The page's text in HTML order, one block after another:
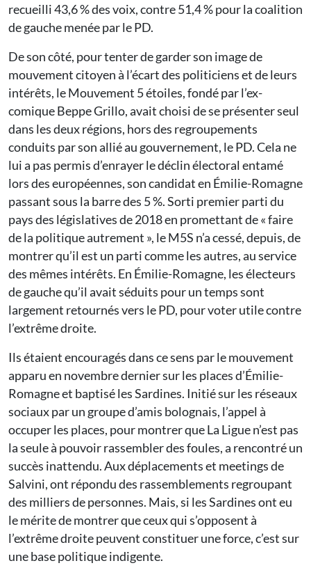
recueilli 43,6 % des voix, contre 51,4 % pour la coalition
de gauche menée par le PD.
De son côté, pour tenter de garder son image de
mouvement citoyen à l’écart des politiciens et de leurs
intérêts, le Mouvement 5 étoiles, fondé par l’ex-
comique Beppe Grillo, avait choisi de se présenter seul
dans les deux régions, hors des regroupements
conduits par son allié au gouvernement, le PD. Cela ne
lui a pas permis d’enrayer le déclin électoral entamé
lors des européennes, son candidat en Émilie-Romagne
passant sous la barre des 5 %. Sorti premier parti du
pays des législatives de 2018 en promettant de « faire
de la politique autrement », le M5S n’a cessé, depuis, de
montrer qu’il est un parti comme les autres, au service
des mêmes intérêts. En Émilie-Romagne, les électeurs
de gauche qu’il avait séduits pour un temps sont
largement retournés vers le PD, pour voter utile contre
l’extrême droite.
Ils étaient encouragés dans ce sens par le mouvement
apparu en novembre dernier sur les places d’Émilie-
Romagne et baptisé les Sardines. Initié sur les réseaux
sociaux par un groupe d’amis bolognais, l’appel à
occuper les places, pour montrer que La Ligue n’est pas
la seule à pouvoir rassembler des foules, a rencontré un
succès inattendu. Aux déplacements et meetings de
Salvini, ont répondu des rassemblements regroupant
des milliers de personnes. Mais, si les Sardines ont eu
le mérite de montrer que ceux qui s’opposent à
l’extrême droite peuvent constituer une force, c’est sur
une base politique indigente.